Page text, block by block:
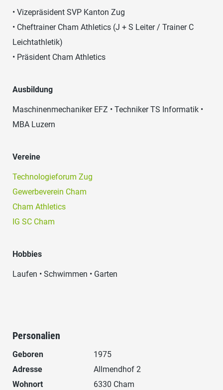
• Vizepräsident SVP Kanton Zug
• Cheftrainer Cham Athletics (J + S Leiter / Trainer C
Leichtathletik)
• Präsident Cham Athletics
Ausbildung
Maschinenmechaniker EFZ • Techniker TS Informatik •
MBA Luzern
Vereine
Technologieforum Zug
Gewerbeverein Cham
Cham Athletics
IG SC Cham
Hobbies
Laufen • Schwimmen • Garten
Personalien
Geboren
1975
Adresse
Allmendhof 2
Wohnort
6330 Cham